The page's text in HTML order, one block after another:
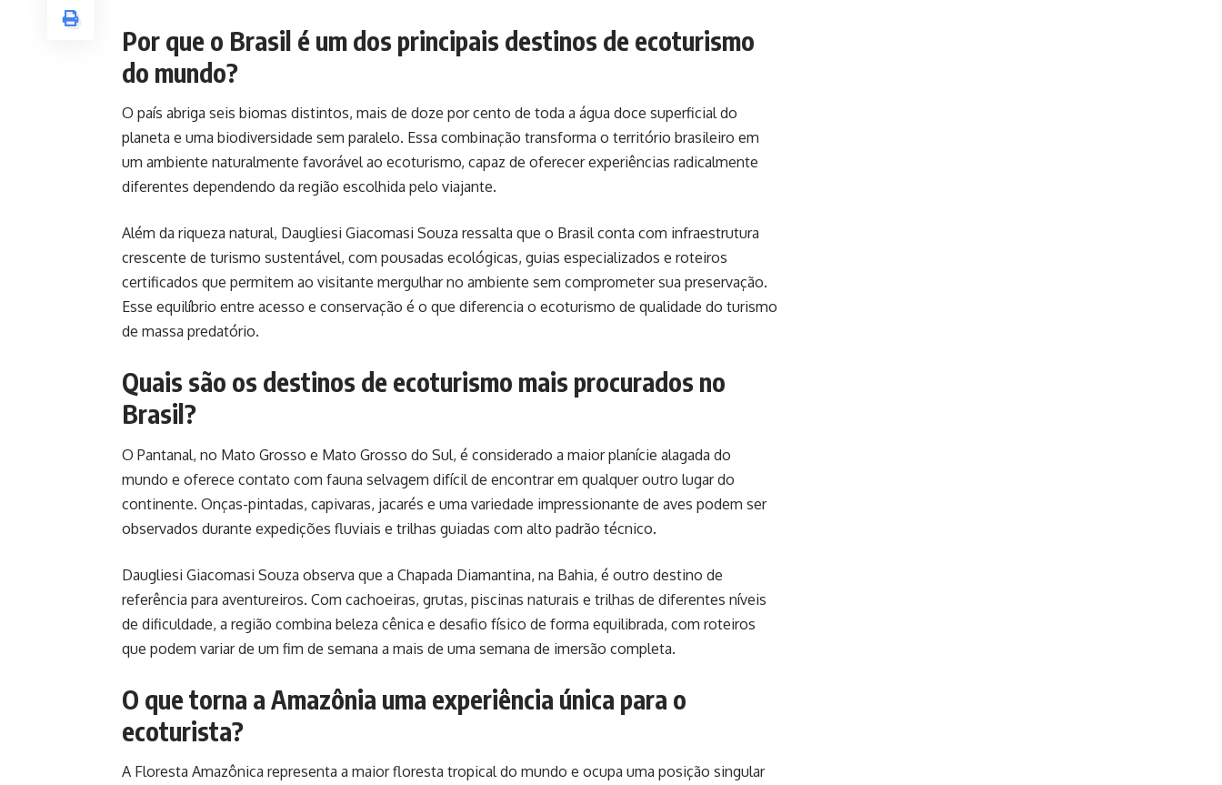
Por que o Brasil é um dos principais destinos de ecoturismo
do mundo?
O país abriga seis biomas distintos, mais de doze por cento de toda a água doce superficial do
planeta e uma biodiversidade sem paralelo. Essa combinação transforma o território brasileiro em
um ambiente naturalmente favorável ao ecoturismo, capaz de oferecer experiências radicalmente
diferentes dependendo da região escolhida pelo viajante.
Além da riqueza natural, Daugliesi Giacomasi Souza ressalta que o Brasil conta com infraestrutura
crescente de turismo sustentável, com pousadas ecológicas, guias especializados e roteiros
certificados que permitem ao visitante mergulhar no ambiente sem comprometer sua preservação.
Esse equilíbrio entre acesso e conservação é o que diferencia o ecoturismo de qualidade do turismo
de massa predatório.
Quais são os destinos de ecoturismo mais procurados no
Brasil?
O Pantanal, no Mato Grosso e Mato Grosso do Sul, é considerado a maior planície alagada do
mundo e oferece contato com fauna selvagem difícil de encontrar em qualquer outro lugar do
continente. Onças-pintadas, capivaras, jacarés e uma variedade impressionante de aves podem ser
observados durante expedições fluviais e trilhas guiadas com alto padrão técnico.
Daugliesi Giacomasi Souza observa que a Chapada Diamantina, na Bahia, é outro destino de
referência para aventureiros. Com cachoeiras, grutas, piscinas naturais e trilhas de diferentes níveis
de dificuldade, a região combina beleza cênica e desafio físico de forma equilibrada, com roteiros
que podem variar de um fim de semana a mais de uma semana de imersão completa.
O que torna a Amazônia uma experiência única para o
ecoturista?
A Floresta Amazônica representa a maior floresta tropical do mundo e ocupa uma posição singular